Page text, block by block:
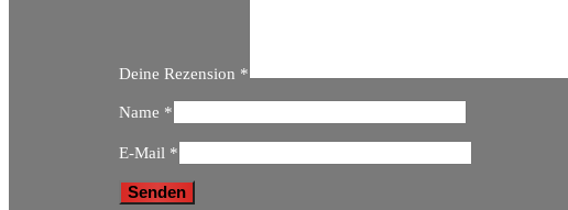
Deine Rezension *
Name *
E-Mail *